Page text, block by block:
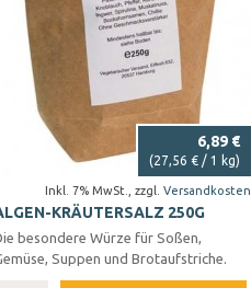
6,89 €
Inkl. 7% MwSt. zzgl. Versandkosten
(27,56 € / 1 kg)
KRÄUTERSALZ 250G
besondere Würze für Soßen,
Suppen und Brotaufstriche.